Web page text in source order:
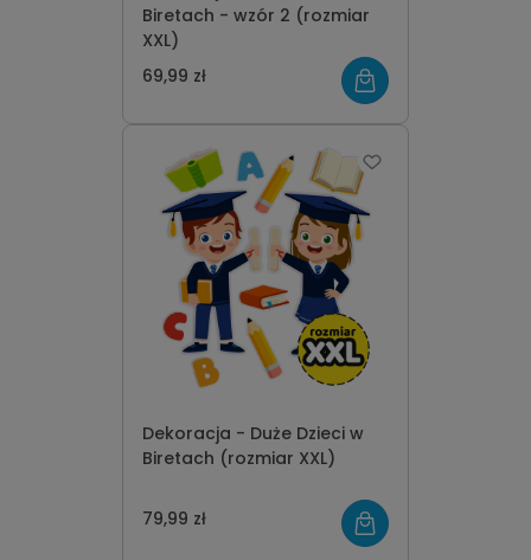
Biretach - wzór 2 (rozmiar
XXL)
69,99 zł
Dekoracja - Duże Dzieci w
Biretach (rozmiar XXL)
79,99 zł